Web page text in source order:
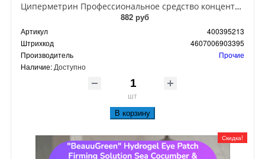
Циперметрин Профессиональное средство концентрат эмульсии 25% для уничтожения тараканов, мух,комаров, блох, клопов, муравьев, ос 50 мл
882 руб
Артикул
400395213
Штрихкод
4607006903395
Производитель
Прочие
Наличие:Доступно
шт
В корзину
Скидка!